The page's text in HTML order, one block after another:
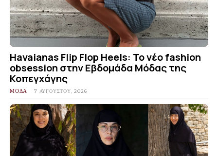
Havaianas Flip Flop Heels: Το νέο fashion
obsession στην Εβδομάδα Μόδας της
Κοπεγχάγης
ΜΟΔΑ 7 ΑΥΓΟΎΣΤΟΥ, 2026